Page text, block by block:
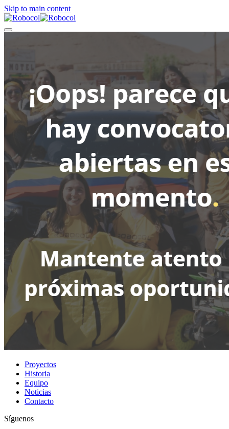
Skip to main content
Proyectos
Historia
Equipo
Noticias
Contacto
Síguenos